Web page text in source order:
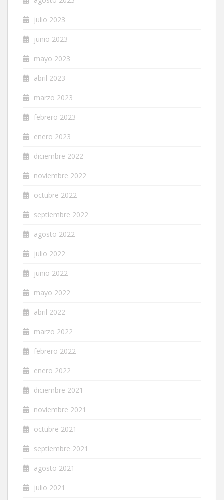
julio 2023
junio 2023
mayo 2023
abril 2023
marzo 2023
febrero 2023
enero 2023
diciembre 2022
noviembre 2022
octubre 2022
septiembre 2022
agosto 2022
julio 2022
junio 2022
mayo 2022
abril 2022
marzo 2022
febrero 2022
enero 2022
diciembre 2021
noviembre 2021
octubre 2021
septiembre 2021
agosto 2021
julio 2021